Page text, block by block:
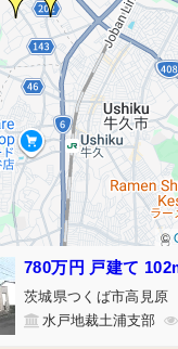
©
780万円 戸建て
茨城県つくば市高見原
水戸地裁土浦支部